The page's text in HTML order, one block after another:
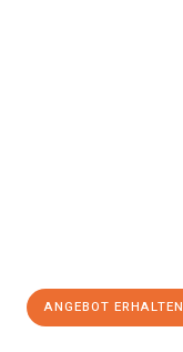
ANGEBOT ERHALTEN